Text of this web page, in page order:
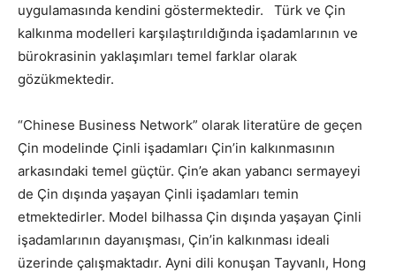
uygulamasında kendini göstermektedir. Türk ve Çin
kalkınma modelleri karşılaştırıldığında işadamlarının ve
bürokrasinin yaklaşımları temel farklar olarak
gözükmektedir.
“Chinese Business Network” olarak literatüre de geçen
Çin modelinde Çinli işadamları Çin’in kalkınmasının
arkasındaki temel güçtür. Çin’e akan yabancı sermayeyi
de Çin dışında yaşayan Çinli işadamları temin
etmektedirler. Model bilhassa Çin dışında yaşayan Çinli
işadamlarının dayanışması, Çin’in kalkınması ideali
üzerinde çalışmaktadır. Ayni dili konuşan Tayvanlı, Hong